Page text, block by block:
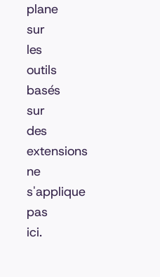
plane
sur
les
outils
basés
sur
des
extensions
ne
s'applique
pas
ici.